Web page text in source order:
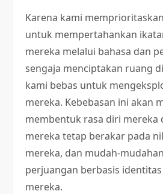
Karena kami
untuk mempertahankan
mereka melalui bahasa dan
sengaja menciptakan ruang
kami bebas untuk
mereka. Kebebasan ini akan
membentuk rasa diri mereka
mereka tetap berakar pada
mereka, dan mudah-
perjuangan berbasis
mereka.